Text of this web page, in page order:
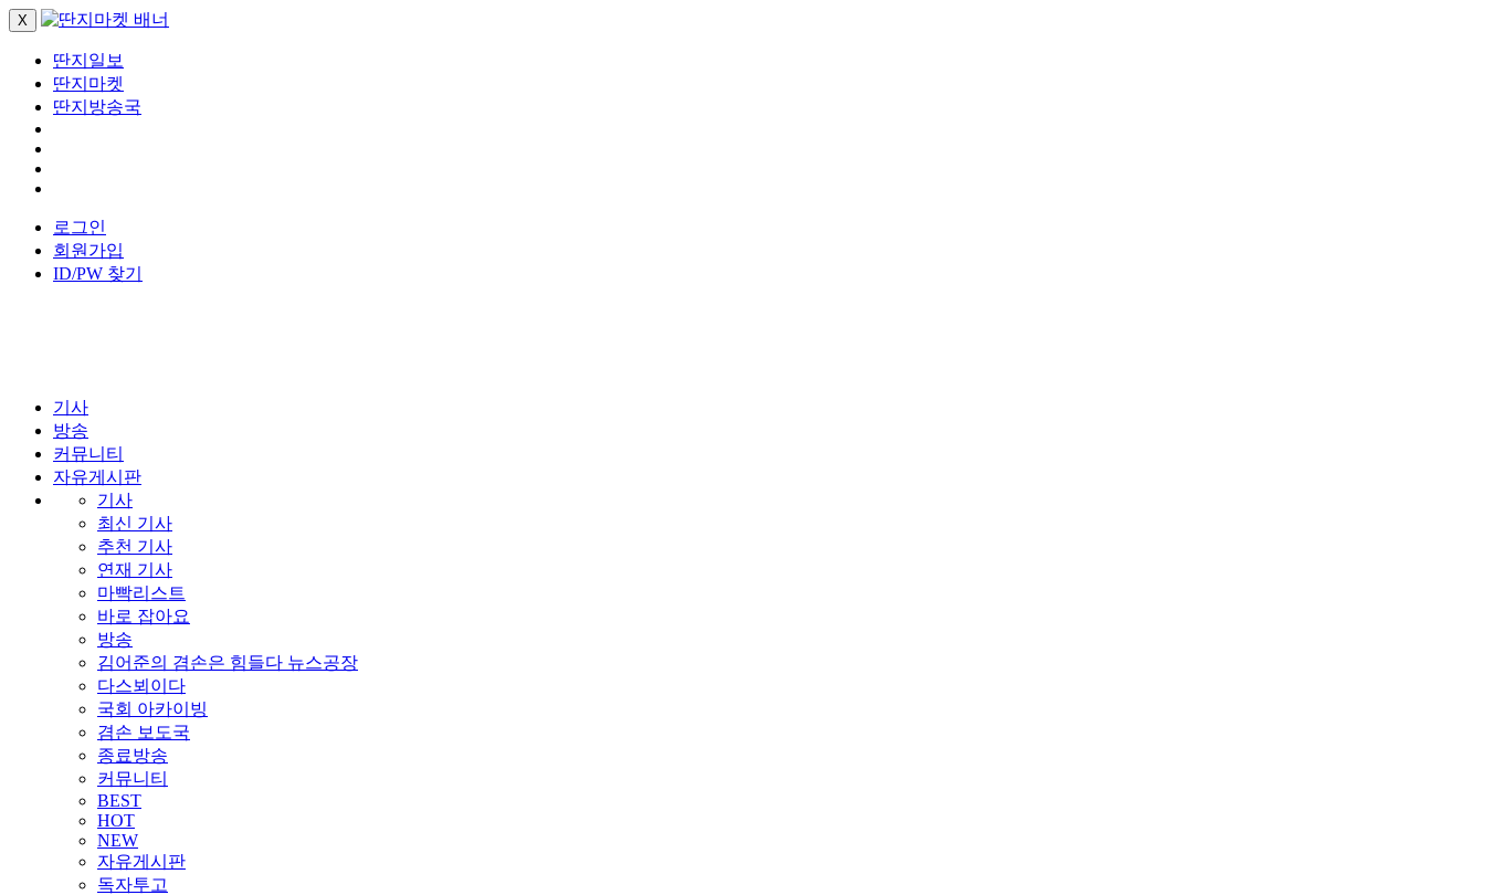
X
딴지일보
딴지마켓
딴지방송국
로그인
회원가입
ID/PW 찾기
기사
방송
커뮤니티
자유게시판
기사
최신 기사
추천 기사
연재 기사
마빡리스트
바로 잡아요
방송
김어준의 겸손은 힘들다 뉴스공장
다스뵈이다
국회 아카이빙
겸손 보도국
종료방송
커뮤니티
BEST
HOT
NEW
자유게시판
독자투고